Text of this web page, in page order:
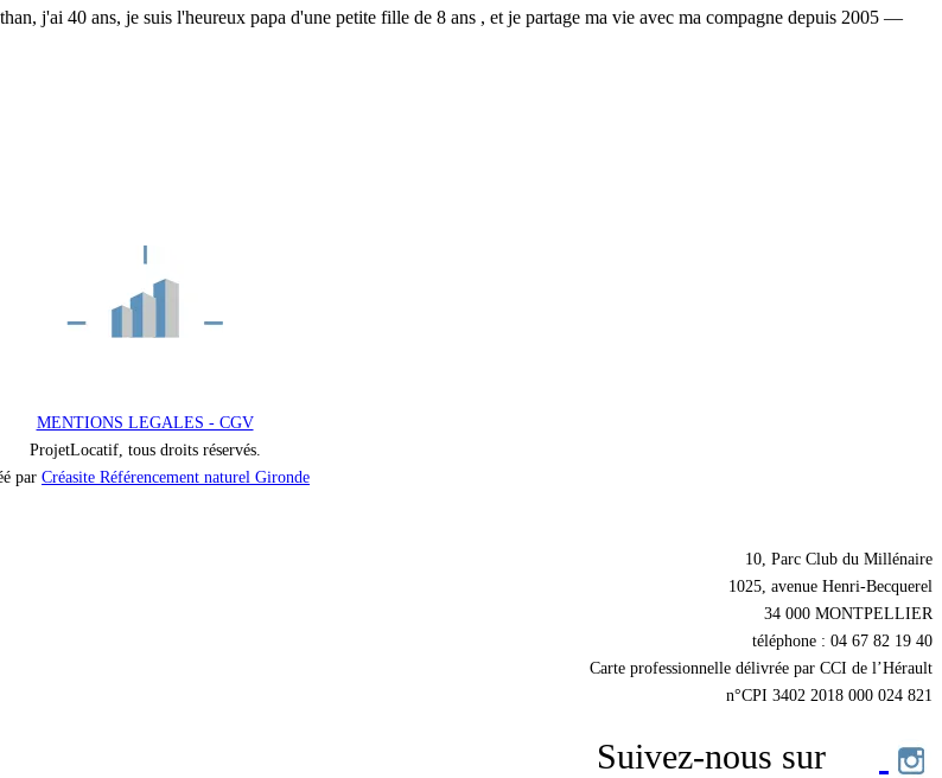
j'ai 40 ans, je suis l'heureux papa d'une petite fille de 8 ans , et je partage ma vie avec ma compagne depuis 2005 —
MENTIONS LEGALES - CGV
ProjetLocatif, tous droits réservés.
par Créasite Référencement naturel Gironde
10, Parc Club du Millénaire
1025, avenue Henri-Becquerel
34 000 MONTPELLIER
téléphone : 04 67 82 19 40
Carte professionnelle délivrée par CCI de l’Hérault
n°CPI 3402 2018 000 024 821
Suivez-nous sur